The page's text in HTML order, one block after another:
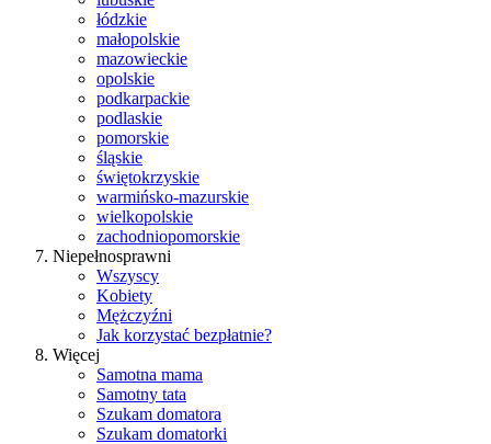
łódzkie
małopolskie
mazowieckie
opolskie
podkarpackie
podlaskie
pomorskie
śląskie
świętokrzyskie
warmińsko-mazurskie
wielkopolskie
zachodniopomorskie
Niepełnosprawni
Wszyscy
Kobiety
Mężczyźni
Jak korzystać bezpłatnie?
Więcej
Samotna mama
Samotny tata
Szukam domatora
Szukam domatorki